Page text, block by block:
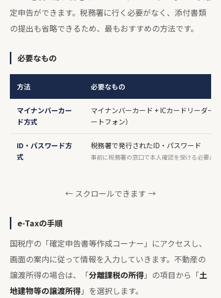
定申告ができます。税務署に行く必要がなく、添付書類
の提出も省略できるため、最もおすすめの方法です。
必要なもの
方法 必要なもの
マイナンバーカー
ド方式
マイナンバーカード + ICカードリーダー
ートフォン）
ID・パスワード方
式
税務署で発行されたID・パスワード
事前に税務署の窓口で本人確認を受ける必要あり
← スクロールできます →
e-Taxの手順
国税庁の「確定申告書等作成コーナー」にアクセスし、
画面の案内に従って情報を入力していきます。不動産の
譲渡所得の場合は、「分離課税の所得」の項目から「土
地建物等の譲渡所得」を選択します。